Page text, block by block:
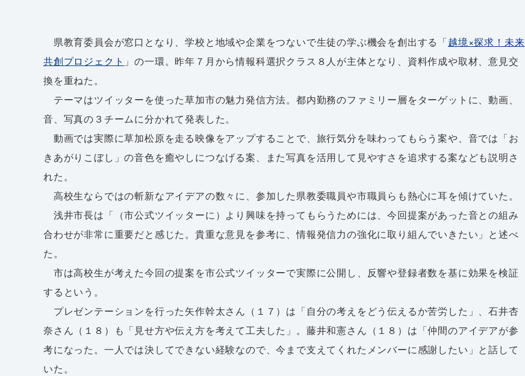
県教育委員会が窓口となり、学校と地域や企業をつないで生徒の学ぶ機会を創出する「越境×探求！未来
共創プロジェクト 」の一環。昨年７月から情報科選択クラス８人が主体となり、資料作成や取材、意見交
換を重ねた。
テーマはツイッターを使った草加市の魅力発信方法。都内勤務のファミリー層をターゲットに、動画、
音、写真の３チームに分かれて発表した。
動画では実際に草加松原を走る映像をアップすることで、旅行気分を味わってもらう案や、音では「お
きあがりこぼし」の音色を癒やしにつなげる案、また写真を活用して見やすさを追求する案なども説明さ
れた。
高校生ならではの斬新なアイデアの数々に、参加した県教委職員や市職員らも熱心に耳を傾けていた。
浅井市長は「（市公式ツイッターに）より興味を持ってもらうためには、今回提案があった音との組み
合わせが非常に重要だと感じた。貴重な意見を参考に、情報発信力の強化に取り組んでいきたい」と述べ
た。
市は高校生が考えた今回の提案を市公式ツイッターで実際に公開し、反響や登録者数を基に効果を検証
するという。
プレゼンテーションを行った矢作幹太さん（１７）は「自分の考えをどう伝えるか苦労した」、石井杏
奈さん（１８）も「見せ方や伝え方を考えて工夫した」。藤井和憲さん（１８）は「仲間のアイデアが参
考になった。一人では決してできない経験なので、今まで支えてくれたメンバーに感謝したい」と話して
いた。